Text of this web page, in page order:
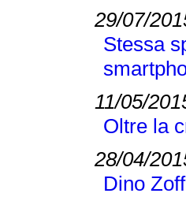
29/07/
Stessa
11/05/
Oltre la
28/04/
Dino